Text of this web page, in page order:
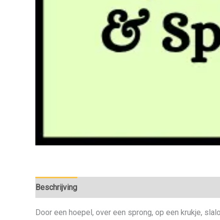
Beschrijving
Door een hoepel, over een sprong, op een krukje,